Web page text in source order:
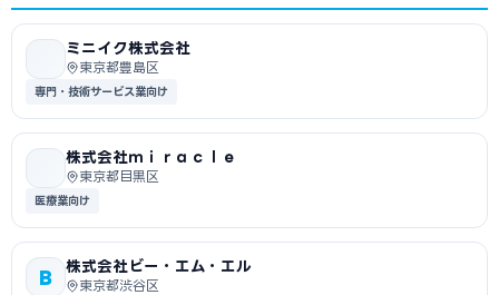
ミニイク株式会社
東京都豊島区
専門・技術サービス業向け
株式会社ｍｉｒａｃｌｅ
東京都目黒区
医療業向け
B
株式会社ビー・エム・エル
東京都渋谷区